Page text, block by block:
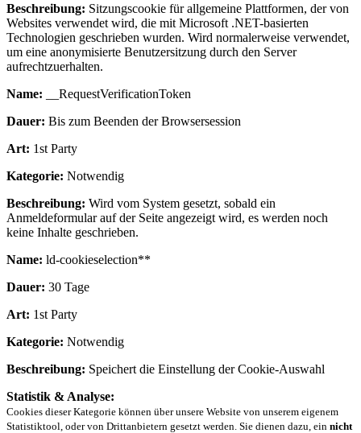
Beschreibung: Sitzungscookie für allgemeine Plattformen, der von
Websites verwendet wird, die mit Microsoft .NET-basierten
Technologien geschrieben wurden. Wird normalerweise verwendet,
um eine anonymisierte Benutzersitzung durch den Server
aufrechtzuerhalten.
Name: __RequestVerificationToken
Dauer: Bis zum Beenden der Browsersession
Art: 1st Party
Kategorie: Notwendig
Beschreibung: Wird vom System gesetzt, sobald ein
Anmeldeformular auf der Seite angezeigt wird, es werden noch
keine Inhalte geschrieben.
Name: ld-cookieselection**
Dauer: 30 Tage
Art: 1st Party
Kategorie: Notwendig
Beschreibung: Speichert die Einstellung der Cookie-Auswahl
Statistik & Analyse:
Cookies dieser Kategorie können über unsere Website von unserem eigenem
Statistiktool, oder von Drittanbietern gesetzt werden. Sie dienen dazu, ein nicht